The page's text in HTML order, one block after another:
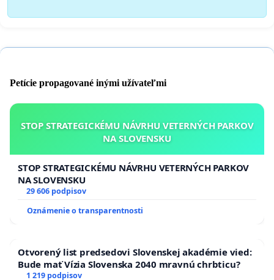
Petície propagované inými užívateľmi
STOP STRATEGICKÉMU NÁVRHU VETERNÝCH PARKOV
NA SLOVENSKU
STOP STRATEGICKÉMU NÁVRHU VETERNÝCH PARKOV
NA SLOVENSKU
29 606 podpisov
Oznámenie o transparentnosti
Otvorený list predsedovi Slovenskej akadémie vied:
Bude mať Vízia Slovenska 2040 mravnú chrbticu?
1 219 podpisov